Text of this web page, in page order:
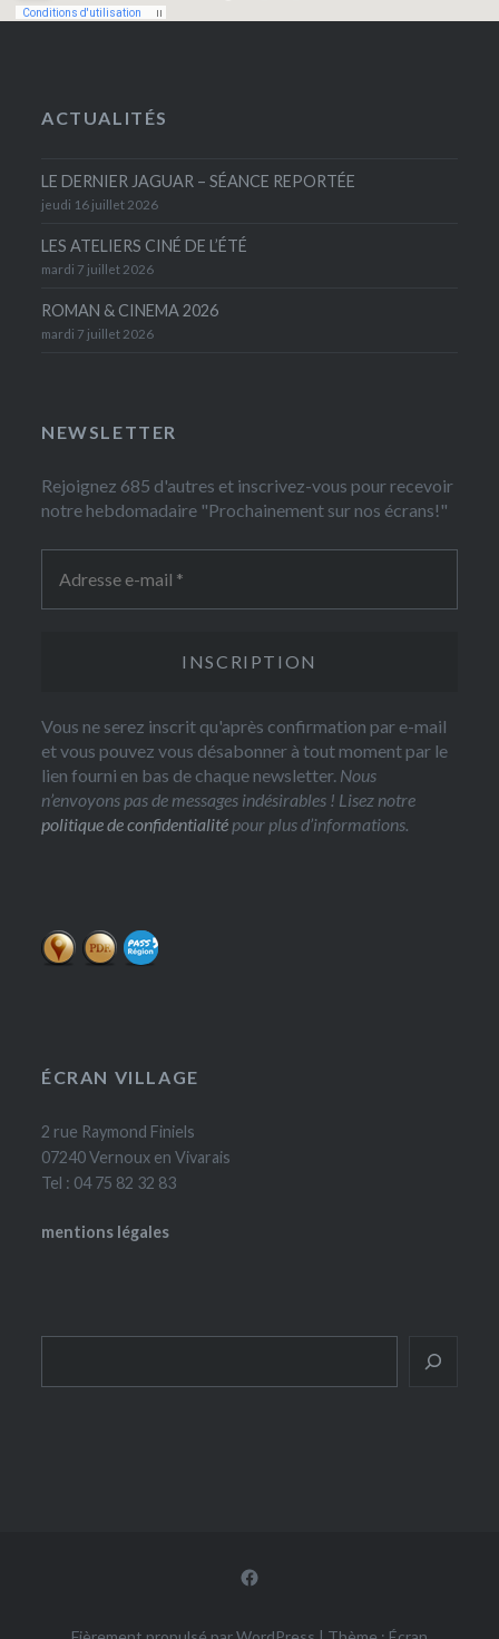
ACTUALITÉS
LE DERNIER JAGUAR – SÉANCE REPORTÉE
jeudi 16 juillet 2026
LES ATELIERS CINÉ DE L’ÉTÉ
mardi 7 juillet 2026
ROMAN & CINEMA 2026
mardi 7 juillet 2026
NEWSLETTER
Rejoignez 685 d'autres et inscrivez-vous pour recevoir
notre hebdomadaire "Prochainement sur nos écrans!"
Vous ne serez inscrit qu'après confirmation par e-mail
et vous pouvez vous désabonner à tout moment par le
lien fourni en bas de chaque newsletter. Nous
n’envoyons pas de messages indésirables ! Lisez notre
politique de confidentialité pour plus d’informations.
ÉCRAN VILLAGE
2 rue Raymond Finiels
07240 Vernoux en Vivarais
Tel : 04 75 82 32 83
mentions légales
Facebook